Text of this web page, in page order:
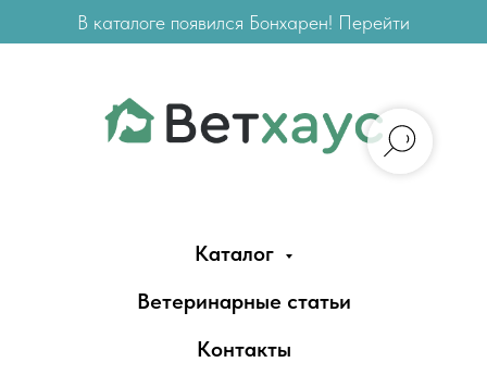
В каталоге появился Бонхарен! Перейти
Каталог
Ветеринарные статьи
Контакты